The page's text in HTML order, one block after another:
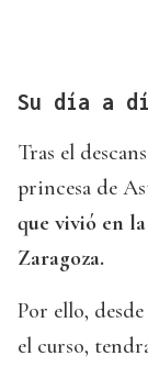
Su día a
Tras el
princesa de
que vivió en la
Zaragoza.
Por ello,
el curso,